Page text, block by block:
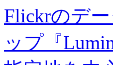
Flickrのデ
ップ『